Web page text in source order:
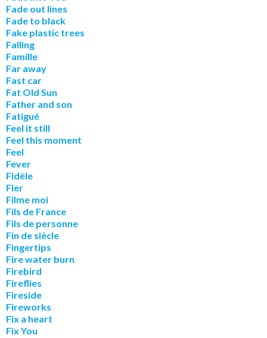
Fade out lines
Fade to black
Fake plastic trees
Falling
Famille
Far away
Fast car
Fat Old Sun
Father and son
Fatigué
Feel it still
Feel this moment
Feel
Fever
Fidèle
Fier
Filme moi
Fils de France
Fils de personne
Fin de siècle
Fingertips
Fire water burn
Firebird
Fireflies
Fireside
Fireworks
Fix a heart
Fix You